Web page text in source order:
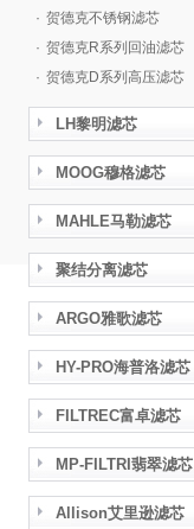
· 贺德克不锈钢滤芯
· 贺德克R系列回油滤芯
· 贺德克D系列高压滤芯
LH黎明滤芯
MOOG穆格滤芯
MAHLE马勒滤芯
聚结分离滤芯
ARGO雅歌滤芯
HY-PRO海普洛滤芯
FILTREC富卓滤芯
MP-FILTRI翡翠滤芯
Allison艾里逊滤芯